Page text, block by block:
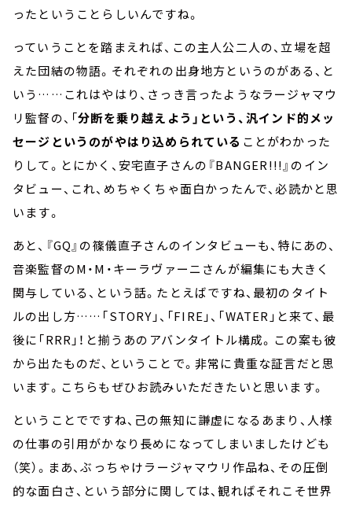
ったということらしいんですね。
っていうことを踏まえれば、この主人公二人の、立場を超
えた団結の物語。それぞれの出身地方というのがある、と
いう……これはやはり、さっき言ったようなラージャマウ
リ監督の、「分断を乗り越えよう」という、汎インド的メッ
セージというのがやはり込められている ことがわかった
りして。とにかく、安宅直子さんの『BANGER!!!』のイン
タビュー、これ、めちゃくちゃ面白かったんで、必読かと思
います。
あと、『GQ』の篠儀直子さんのインタビューも、特にあの、
音楽監督のM・M・キーラヴァーニさんが編集にも大きく
関与している、という話。たとえばですね、最初のタイト
ルの出し方……「STORY」、「FIRE」、「WATER」と来て、最
後に「RRR」！と揃うあのアバンタイトル構成。この案も彼
から出たものだ、ということで。非常に貴重な証言だと思
います。こちらもぜひお読みいただきたいと思います。
ということでですね、己の無知に謙虚になるあまり、人様
の仕事の引用がかなり長めになってしまいましたけども
（笑）。まあ、ぶっちゃけラージャマウリ作品ね、その圧倒
的な面白さ、という部分に関しては、観ればそれこそ世界